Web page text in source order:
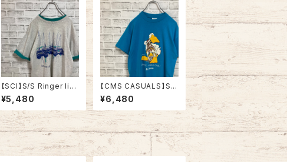
【SCI】S/S Ringer lik
e Tee XL 90s Made
in USA vintage リン
ガーライク レイヤード
Tシャツ アート リゾート
地 ヨット スーベニア シ
ングルステッチ アメリカ
USA レトロ 古着
¥5,480
【CMS CASUALS】S/
S Tee L 80s-90s M
ade in USA “DUCK L
IGHT” vintage USA
製 ダックライト アニマ
ル ビール アルコール ヴ
ィンテージ シングルス
テッチ アメリカ USA レ
トロ 古着
¥6,480